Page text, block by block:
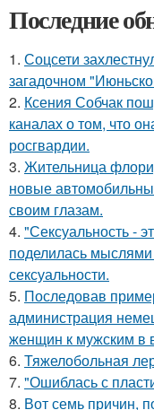
Последние
1. Соцсети
загадочном
2. Ксения Собчак
каналах о том, что
росгвардии.
3. Жительница
новые
своим глазам.
4. "Сексуальность -
поделилась мыслями
сексуальности.
5. Последовав
администрация
женщин к мужским в
6. Тяжелобольная
7. "Ошиблась с
8. Вот семь причин,